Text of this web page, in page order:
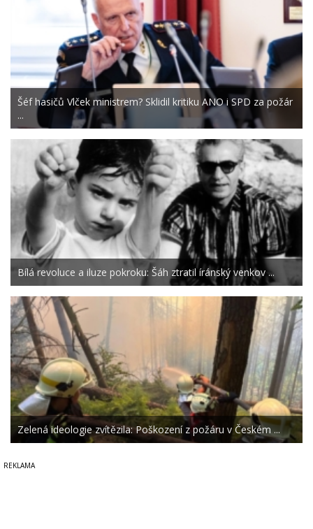
Šéf hasičů Vlček ministrem? Sklidil kritiku ANO i SPD za požár
...
Bílá revoluce a iluze pokroku: Šáh ztratil íránský venkov ...
Zelená ideologie zvítězila: Poškození z požáru v Českém ...